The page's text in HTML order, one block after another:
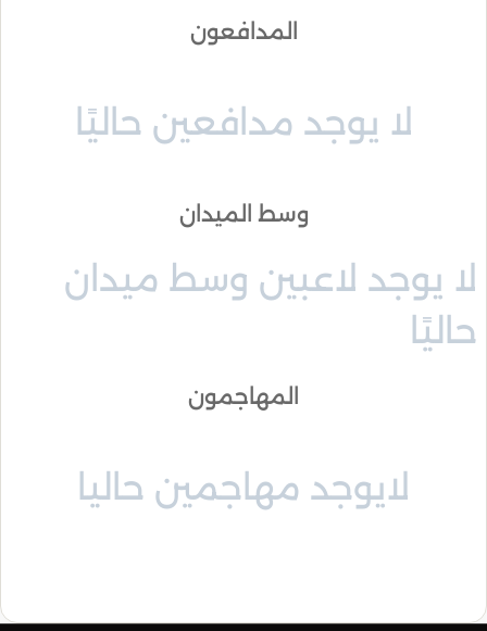
المدافعون
لا يوجد مدافعين حاليًا
وسط الميدان
لا يوجد لاعبين وسط ميدان
حاليًا
المهاجمون
لايوجد مهاجمين حاليا